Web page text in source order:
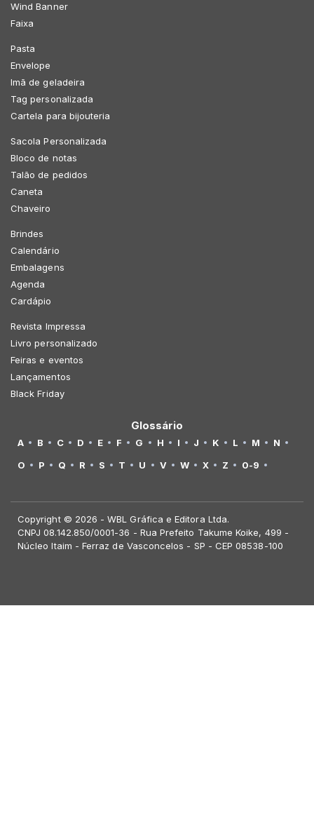
Wind Banner
Faixa
Pasta
Envelope
Imã de geladeira
Tag personalizada
Cartela para bijouteria
Sacola Personalizada
Bloco de notas
Talão de pedidos
Caneta
Chaveiro
Brindes
Calendário
Embalagens
Agenda
Cardápio
Revista Impressa
Livro personalizado
Feiras e eventos
Lançamentos
Black Friday
Glossário
A B C D E F G H I J K L M
N
O
P Q R S T U V W X Z 0-9
Copyright © 2026 - WBL Gráfica e Editora Ltda.
CNPJ 08.142.850/0001-36 - Rua Prefeito Takume Koike, 499 -
Núcleo Itaim - Ferraz de Vasconcelos - SP - CEP 08538-100